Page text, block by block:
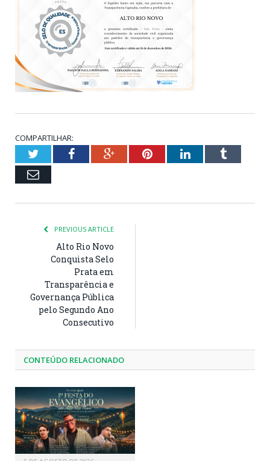
COMPARTILHAR:
TwitterFacebookGoogle+PinterestLinkedInTumblr
Email
PREVIOUS ARTICLE
Alto Rio Novo
Conquista Selo
Prata em
Transparência e
Governança Pública
pelo Segundo Ano
Consecutivo
CONTEÚDO RELACIONADO